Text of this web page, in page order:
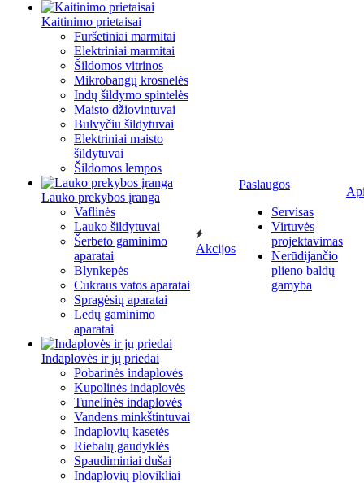
Kaitinimo prietaisai
Furšetiniai marmitai
Elektriniai marmitai
Šildomos vitrinos
Mikrobangų krosnelės
Indų šildymo spintelės
Maisto džiovintuvai
Bulvyčiu šildytuvai
Elektriniai maisto
šildytuvai
Šildomos lempos
Lauko prekybos įranga
Vaflinės
Lauko šildytuvai
Šerbeto gaminimo
aparatai
Blynkepės
Cukraus vatos aparatai
Spragėsių aparatai
Ledų gaminimo
aparatai
Indaplovės ir jų priedai
Pobarinės indaplovės
Kupolinės indaplovės
Tunelinės indaplovės
Vandens minkštintuvai
Indaplovių kasetės
Riebalų gaudyklės
Spaudiminiai dušai
Indaplovių plovikliai
Akcijos
Paslaugos
Servisas
Virtuvės
projektavimas
Nerūdijančio
plieno baldų
gamyba